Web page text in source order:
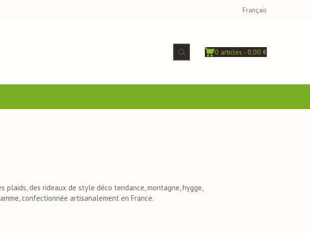
Français
0 articles - 0,00 €
plaids, des rideaux de style déco tendance, montagne, hygge,
confectionnée artisanalement en France.